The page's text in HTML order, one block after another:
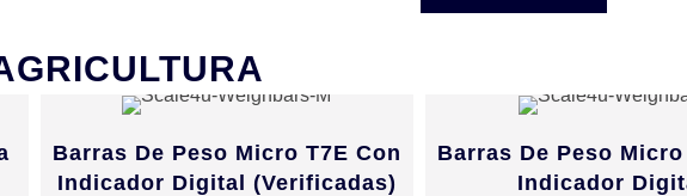
Barras De Peso Micro T7E Con
Indicador Digital (verificadas)
Barras De Peso Micro
Indicador